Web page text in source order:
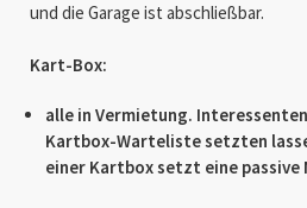
und die Garage ist abschließbar.
Kart-Box:
alle in Vermietung.
Kartbox-Warteliste setzten
einer Kartbox setzt eine